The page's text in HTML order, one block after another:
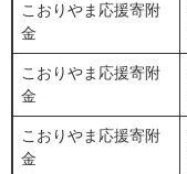
こおりやま応援寄附
金
こおりやま応援寄附
金
こおりやま応援寄附
金